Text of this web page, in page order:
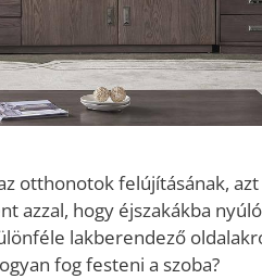
otthonotok felújításának,
azzal, hogy éjszakákba
lakberendező
fog festeni a szoba?